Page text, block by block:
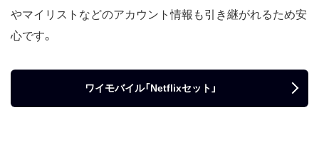
やマイリストなどのアカウント情報も引き継がれるため安
心です。
ワイモバイル「Netflixセット」